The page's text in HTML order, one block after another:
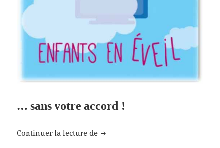
…sans votre accord !
Continuer la lecture de EDF va changer votre contrat